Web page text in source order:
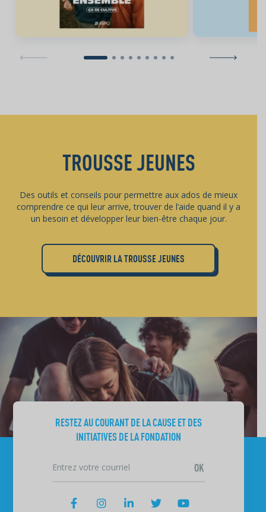
TROUSSE JEUNES
Des outils et conseils pour permettre aux ados de mieux
comprendre ce qui leur arrive, trouver de l’aide quand il y a
un besoin et développer leur bien-être chaque jour.
DÉCOUVRIR LA TROUSSE JEUNES
RESTEZ AU COURANT DE LA CAUSE ET DES
INITIATIVES DE LA FONDATION